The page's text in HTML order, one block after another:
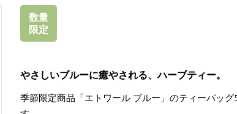
数量
限定
やさしいブルーに癒やされる、ハーブティー。
季節限定商品「エトワール ブルー」のティーバッ